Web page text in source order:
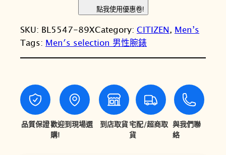
：
N
T
$
0
,
8
N
$
7
,
6
T
I
Z
E
星
辰
E
點我使用優惠卷!
SKU: BL5547-89XCategory: CITIZEN, Men’s
Tags: Men′s selection 男性腕錶
品質保證歡迎到現場選
購!
到店取貨宅配/超商取
貨
與我們聯
絡